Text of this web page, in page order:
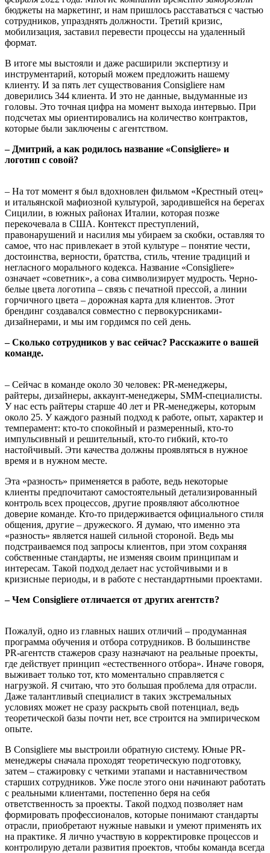
бюджеты на маркетинг, и нам пришлось расставаться с частью
сотрудников, упразднять должности. Третий кризис,
мобилизация, заставил перевести процессы на удаленный
формат.
В итоге мы выстояли и даже расширили экспертизу и
инструментарий, который можем предложить нашему
клиенту. И за пять лет существования Consigliere нам
доверились 344 клиента. И это не данные, выдуманные из
головы. Это точная цифра на момент выхода интервью. При
подсчетах мы ориентировались на количество контрактов,
которые были заключены с агентством.
– Дмитрий, а как родилось название «Consigliere» и
логотип с совой?
– На тот момент я был вдохновлен фильмом «Крестный отец»
и итальянской мафиозной культурой, зародившейся на берегах
Сицилии, в южных районах Италии, которая позже
перекочевала в США. Контекст преступлений,
правонарушений и насилия мы убираем за скобки, оставляя то
самое, что нас привлекает в этой культуре – понятие чести,
достоинства, верности, братства, стиль, чтение традиций и
негласного морального кодекса. Название «Consigliere»
означает «советник», а сова символизирует мудрость. Черно-
белые цвета логотипа – связь с печатной прессой, а линии
горчичного цвета – дорожная карта для клиентов. Этот
брендинг создавался совместно с первокурсниками-
дизайнерами, и мы им гордимся по сей день.
– Сколько сотрудников у вас сейчас? Расскажите о вашей
команде.
– Сейчас в команде около 30 человек: PR-менеджеры,
райтеры, дизайнеры, аккаунт-менеджеры, SMM-специалисты.
У нас есть райтеры старше 40 лет и PR-менеджеры, которым
около 25. У каждого разный подход к работе, опыт, характер и
темперамент: кто-то спокойный и размеренный, кто-то
импульсивный и решительный, кто-то гибкий, кто-то
настойчивый. Эти качества должны проявляться в нужное
время и в нужном месте.
Эта «разность» применяется в работе, ведь некоторые
клиенты предпочитают самостоятельный детализированный
контроль всех процессов, другие проявляют абсолютное
доверие команде. Кто-то придерживается официального стиля
общения, другие – дружеского. Я думаю, что именно эта
«разность» является нашей сильной стороной. Ведь мы
подстраиваемся под запросы клиентов, при этом сохраняя
собственные стандарты, не изменяя своим принципам и
интересам. Такой подход делает нас устойчивыми и в
кризисные периоды, и в работе с нестандартными проектами.
– Чем Consigliere отличается от других агентств?
Пожалуй, одно из главных наших отличий – продуманная
программа обучения и отбора сотрудников. В большинстве
PR-агентств стажеров сразу назначают на реальные проекты,
где действует принцип «естественного отбора». Иначе говоря,
выживает только тот, кто моментально справляется с
нагрузкой. Я считаю, что это большая проблема для отрасли.
Даже талантливый специалист в таких экстремальных
условиях может не сразу раскрыть свой потенциал, ведь
теоретической базы почти нет, все строится на эмпирическом
опыте.
В Consigliere мы выстроили обратную систему. Юные PR-
менеджеры сначала проходят теоретическую подготовку,
затем – стажировку с четкими этапами и наставничеством
старших сотрудников. Уже после этого они начинают работать
с реальными клиентами, постепенно беря на себя
ответственность за проекты. Такой подход позволяет нам
формировать профессионалов, которые понимают стандарты
отрасли, приобретают нужные навыки и умеют применять их
на практике. Я лично участвую в корректировке процессов и
контролирую детали развития проектов, чтобы команда всегда